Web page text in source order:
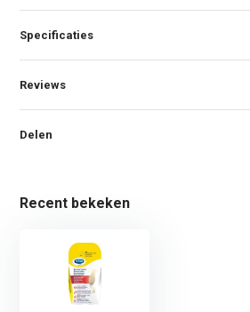
Specificaties
Reviews
Delen
Recent bekeken